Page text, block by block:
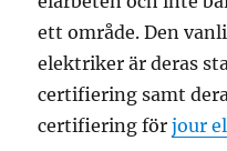
ett område. Den
elektriker är deras
certifiering samt
certifiering förjour